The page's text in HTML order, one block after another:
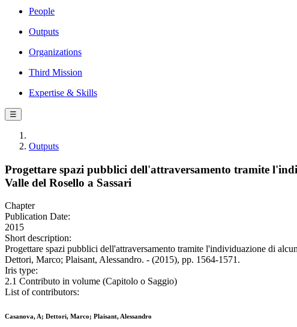
People
Outputs
Organizations
Third Mission
Expertise & Skills
☰
Outputs
Progettare spazi pubblici dell'attraversamento tramite
Valle del Rosello a Sassari
Chapter
Publication Date:
2015
Short description:
Progettare spazi pubblici dell'attraversamento tramite l'individuazione di
Dettori, Marco; Plaisant, Alessandro. - (2015), pp. 1564-1571.
Iris type:
2.1 Contributo in volume (Capitolo o Saggio)
List of contributors:
Casanova, A; Dettori, Marco; Plaisant, Alessandro